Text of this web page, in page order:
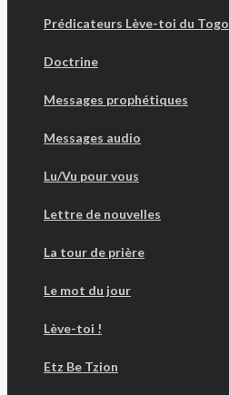
Prédicateurs Lève-toi du Togo
Doctrine
Messages prophétiques
Messages audio
Lu/Vu pour vous
Lettre de nouvelles
La tour de prière
Le mot du jour
Lève-toi !
Etz Be Tzion